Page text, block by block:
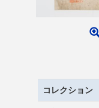
コレクション